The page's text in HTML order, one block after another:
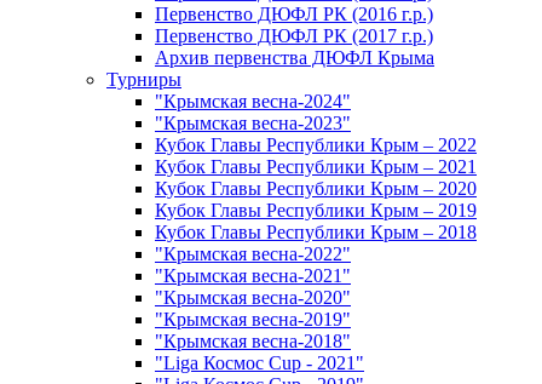
Первенство ДЮФЛ РК (2016 г.р.)
Первенство ДЮФЛ РК (2017 г.р.)
Архив первенства ДЮФЛ Крыма
Турниры
"Крымская весна-2024"
"Крымская весна-2023"
Кубок Главы Республики Крым – 2022
Кубок Главы Республики Крым – 2021
Кубок Главы Республики Крым – 2020
Кубок Главы Республики Крым – 2019
Кубок Главы Республики Крым – 2018
"Крымская весна-2022"
"Крымская весна-2021"
"Крымская весна-2020"
"Крымская весна-2019"
"Крымская весна-2018"
"Liga Космос Cup - 2021"